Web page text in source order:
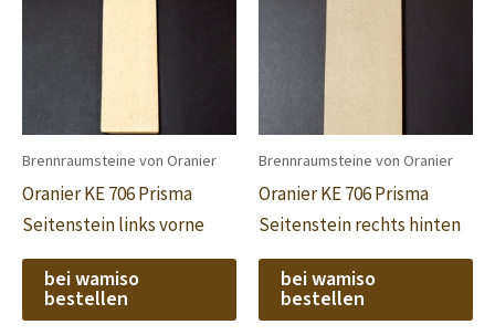
Brennraumsteine von Oranier
Oranier KE 706 Prisma
Seitenstein links vorne
bei wamiso
bestellen
Brennraumsteine von Oranier
Oranier KE 706 Prisma
Seitenstein rechts hinten
bei wamiso
bestellen